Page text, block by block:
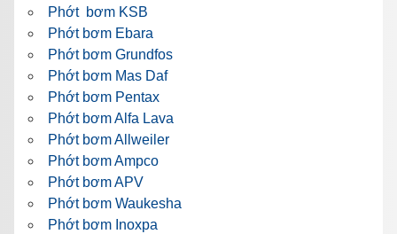
Phớt bơm KSB
Phớt bơm Ebara
Phớt bơm Grundfos
Phớt bơm Mas Daf
Phớt bơm Pentax
Phớt bơm Alfa Lava
Phớt bơm Allweiler
Phớt bơm Ampco
Phớt bơm APV
Phớt bơm Waukesha
Phớt bơm Inoxpa